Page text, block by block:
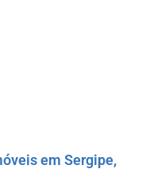
em Sergipe,